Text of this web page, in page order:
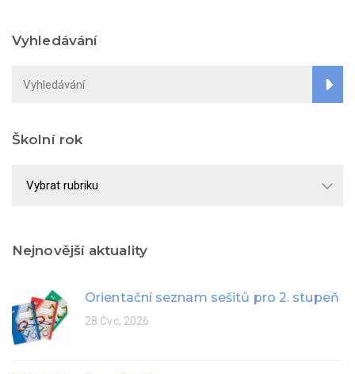
Vyhledávání
Školní rok
Nejnovější aktuality
Orientační seznam sešitů pro 2. stupeň
28 Čvc, 2026